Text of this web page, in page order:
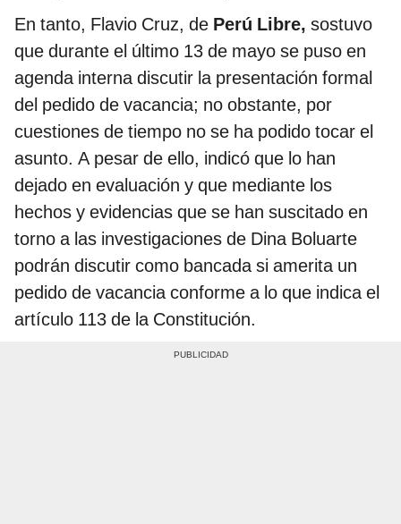
En tanto, Flavio Cruz, de Perú Libre, sostuvo
que durante el último 13 de mayo se puso en
agenda interna discutir la presentación formal
del pedido de vacancia; no obstante, por
cuestiones de tiempo no se ha podido tocar el
asunto. A pesar de ello, indicó que lo han
dejado en evaluación y que mediante los
hechos y evidencias que se han suscitado en
torno a las investigaciones de Dina Boluarte
podrán discutir como bancada si amerita un
pedido de vacancia conforme a lo que indica el
artículo 113 de la Constitución.